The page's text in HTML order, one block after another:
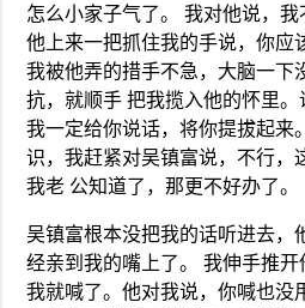
怎么小家子气了。 我对他说，我
他上来一把抓住我的手说，你应
我被他弄的措手不急，大脑一下
抗，就顺手 把我揽入他的怀里
我一定给你说话，将你提拔起来
识，我赶紧对吴镇富说，不行，
我老 公知道了，那更不好办了。
吴镇富根本没把我的话听进去，
经亲到我的嘴上了。 我伸手推
我就喊了。他对我说，你喊也没